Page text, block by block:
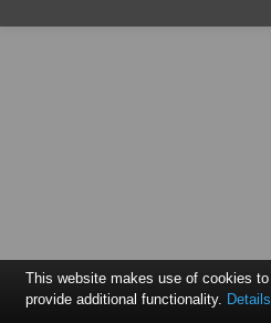
This website makes use of cookies
provide additional functionality. Details